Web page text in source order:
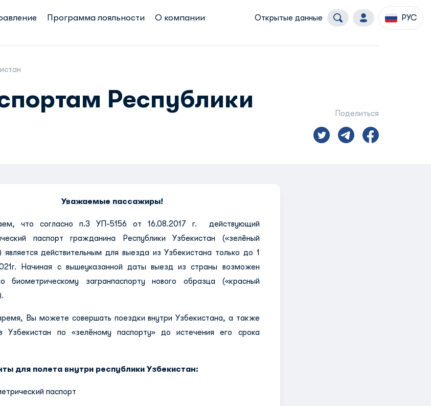
Программа лояльности О компании Открытые данные РУС
Республики
Поделиться
Уважаемые пассажиры!
что согласно п.3 УП-5156 от 16.08.2017 г. действующий
паспорт гражданина Республики Узбекистан («зелёный
является действительным для выезда из Узбекистана только до 1
Начиная с вышеуказанной даты выезд из страны возможен
биометрическому загранпаспорту нового образца («красный
Вы можете совершать поездки внутри Узбекистана, а также
Узбекистан по «зелёному паспорту» до истечения его срока
для полета внутри республики Узбекистан:
паспорт